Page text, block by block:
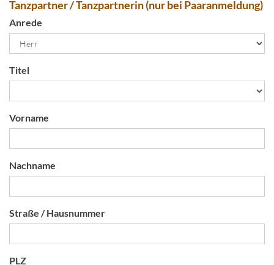
Tanzpartner / Tanzpartnerin (nur bei Paaranmeldung)
Anrede
Titel
Vorname
Nachname
Straße / Hausnummer
PLZ